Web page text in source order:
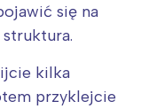
się na
kilka
przyklejcie